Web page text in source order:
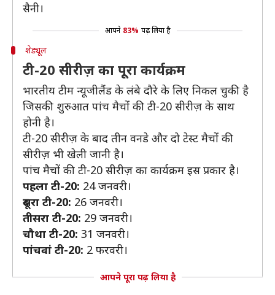
सैनी।
आपने 83% पढ़ लिया है
शेड्यूल
टी-20 सीरीज़ का पूूरा कार्यक्रम
भारतीय टीम न्यूजीलैंड के लंबे दौरे के लिए निकल चुकी है
जिसकी शुरुआत पांच मैचों की टी-20 सीरीज़ के साथ
होनी है।
टी-20 सीरीज़ के बाद तीन वनडे और दो टेस्ट मैचों की
सीरीज़ भी खेली जानी है।
पांच मैचों की टी-20 सीरीज़ का कार्यक्रम इस प्रकार है।
पहला टी-20: 24 जनवरी।
दूसरा टी-20: 26 जनवरी।
तीसरा टी-20: 29 जनवरी।
चौथा टी-20: 31 जनवरी।
पांचवां टी-20: 2 फरवरी।
आपने पूरा पढ़ लिया है